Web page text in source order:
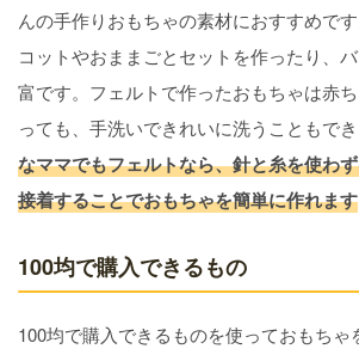
んの手作りおもちゃの素材におすすめで
コットやおままごとセットを作ったり、
富です。フェルトで作ったおもちゃは赤
っても、手洗いできれいに洗うこともでき
なママでもフェルトなら、針と糸を使わ
接着することでおもちゃを簡単に作れます
100均で購入できるもの
100均で購入できるものを使っておもちゃ